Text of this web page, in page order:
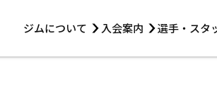
ジムについて 入会案内 選手・スタ